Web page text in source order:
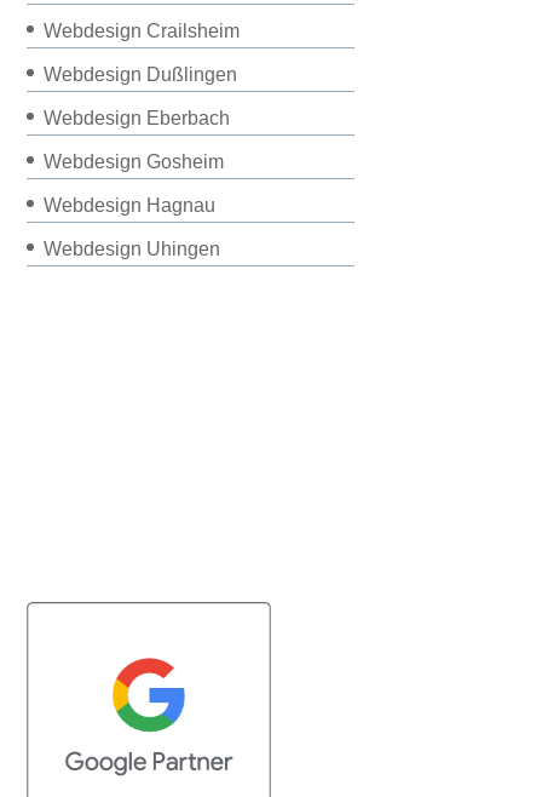
Webdesign Crailsheim
Webdesign Dußlingen
Webdesign Eberbach
Webdesign Gosheim
Webdesign Hagnau
Webdesign Uhingen